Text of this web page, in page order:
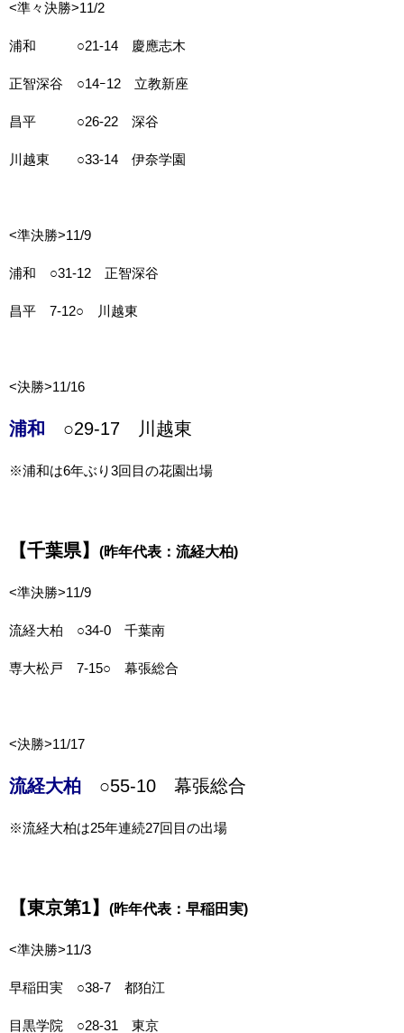
<準々決勝>11/2
浦和 ○21-14 慶應志木
正智深谷 ○14ｰ12 立教新座
昌平 ○26-22 深谷
川越東 ○33-14 伊奈学園
<準決勝>11/9
浦和 ○31-12 正智深谷
昌平 7-12○ 川越東
<決勝>11/16
浦和 ○29-17 川越東
※浦和は6年ぶり3回目の花園出場
【千葉県】 (昨年代表：流経大柏)
<準決勝>11/9
流経大柏 ○34-0 千葉南
専大松戸 7-15○ 幕張総合
<決勝>11/17
流経大柏 ○55-10 幕張総合
※流経大柏は25年連続27回目の出場
【東京第1】 (昨年代表： 早稲田実)
<準決勝>11/3
早稲田実 ○38-7 都狛江
目黒学院 ○28-31 東京